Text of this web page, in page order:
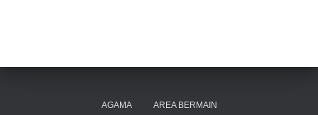
AGAMA AREA BERMAIN